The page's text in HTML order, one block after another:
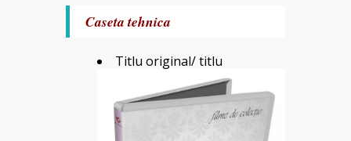
Caseta tehnica
Titlu original/ titlu